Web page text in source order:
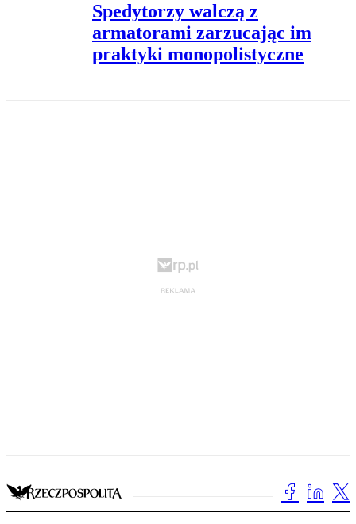
Spedytorzy walczą z
armatorami zarzucając im
praktyki monopolistyczne